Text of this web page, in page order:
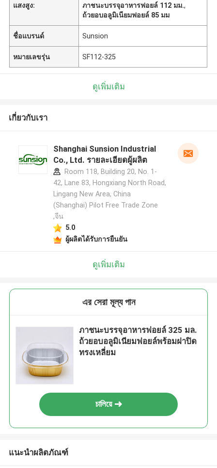
แสงสูง:
ภาชนะบรรจุอาหารฟอยล์ 112 มม.,
ถ้วยอบอลูมิเนียมฟอยล์ 85 มม
ชื่อแบรนด์ Sunsion
หมายเลขรุ่น SF112-325
ดูเพิ่มเติม
เกี่ยวกับเรา
Shanghai Sunsion Industrial
Co., Ltd. รายละเอียดผู้ผลิต
Room 118, Building 20, No. 1-
42, Lane 83, Hongxiang North Road,
Lingang New Area, China
(Shanghai) Pilot Free Trade Zone
,จีน
5.0
ผู้ผลิตได้รับการยืนยัน
ดูเพิ่มเติม
এর সেরা মূল্য পান
ภาชนะบรรจุอาหารฟอยล์ 325 มล.
ถ้วยอบอลูมิเนียมฟอยล์พร้อมฝาปิด
ทรงเหลี่ยม
চালিয়ে
แนะนำผลิตภัณฑ์